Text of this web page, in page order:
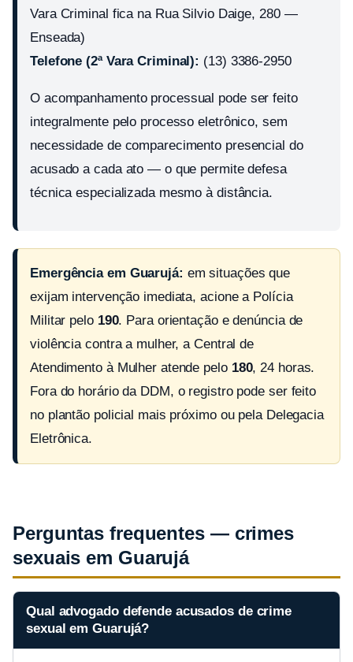
Vara Criminal fica na Rua Silvio Daige, 280 —
Enseada)
Telefone (2ª Vara Criminal): (13) 3386-2950
O acompanhamento processual pode ser feito
integralmente pelo processo eletrônico, sem
necessidade de comparecimento presencial do
acusado a cada ato — o que permite defesa
técnica especializada mesmo à distância.
Emergência em Guarujá: em situações que
exijam intervenção imediata, acione a Polícia
Militar pelo 190. Para orientação e denúncia de
violência contra a mulher, a Central de
Atendimento à Mulher atende pelo 180, 24 horas.
Fora do horário da DDM, o registro pode ser feito
no plantão policial mais próximo ou pela Delegacia
Eletrônica.
Perguntas frequentes — crimes
sexuais em Guarujá
Qual advogado defende acusados de crime
sexual em Guarujá?